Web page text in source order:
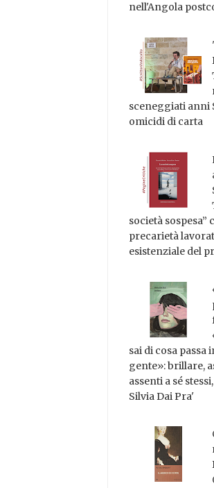
nell'Angola
sceneggiati anni
omicidi di carta
società sospesa”
precarietà
esistenziale del
sai di cosa passa
gente»: brillare,
assenti a sé
Silvia Dai Pra'